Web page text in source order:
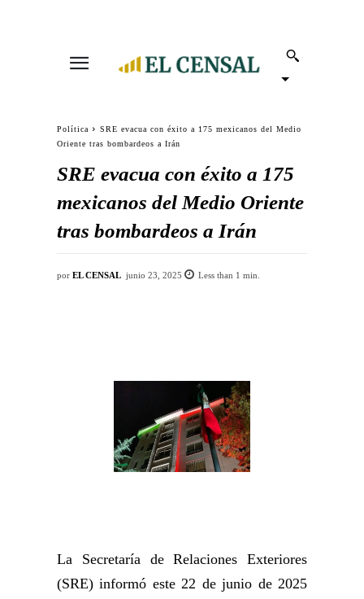
Política
SRE evacua con éxito a 175 mexicanos del Medio
Oriente tras bombardeos a Irán
SRE evacua con éxito a 175
mexicanos del Medio Oriente
tras bombardeos a Irán
por EL CENSAL junio 23, 2025 Less than 1 min.
La Secretaría de Relaciones Exteriores
(SRE) informó este 22 de junio de 2025